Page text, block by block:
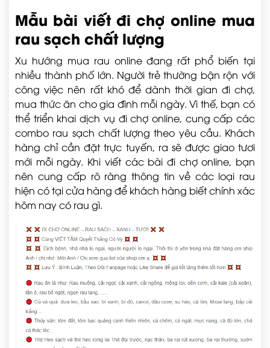
Mẫu bài viết đi chợ online mua
rau sạch chất lượng
Xu hướng mua rau online đang rất phổ biến tại
nhiều thành phố lớn. Người trẻ thường bận rộn với
công việc nên rất khó để dành thời gian đi chợ,
mua thức ăn cho gia đình mỗi ngày. Vì thế, bạn có
thể triển khai dịch vụ đi chợ online, cung cấp các
combo rau sạch chất lượng theo yêu cầu. Khách
hàng chỉ cần đặt trực tuyến, ra sẽ được giao tươi
mới mỗi ngày. Khi viết các bài đi chợ online, bạn
nên cung cấp rõ ràng thông tin về các loại rau
hiện có tại cửa hàng để khách hàng biết chính xác
hôm nay có rau gì.